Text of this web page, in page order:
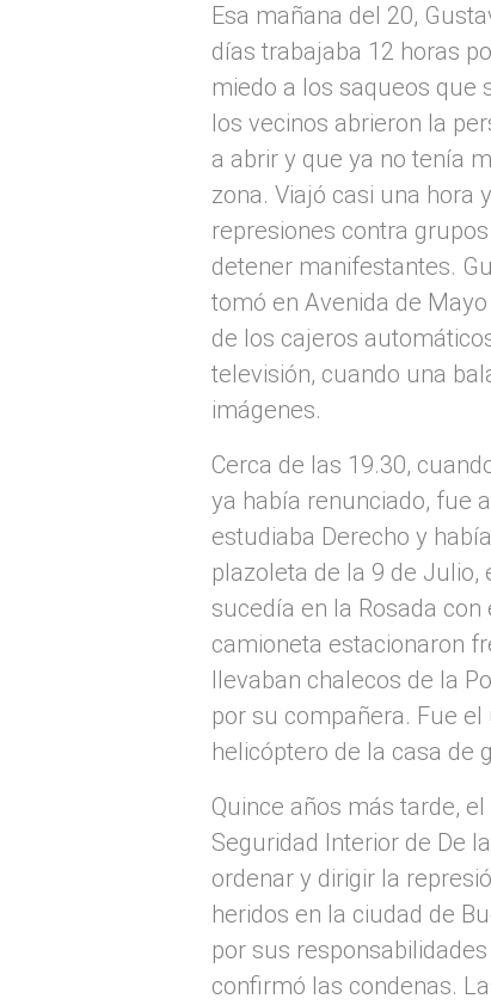
Esa mañana del 20,
días trabajaba 12 horas
miedo a los saqueos que
los vecinos abrieron la
a abrir y que ya no tenía
zona. Viajó casi una hora
represiones contra
detener manifestantes.
tomó en Avenida de
de los cajeros
televisión, cuando una
imágenes.
Cerca de las 19.30,
ya había renunciado, fue
estudiaba Derecho y
plazoleta de la 9 de
sucedía en la Rosada
camioneta estacionaron
llevaban chalecos de la
por su compañera. Fue
helicóptero de la casa de
Quince años más tarde,
Seguridad Interior de De
ordenar y dirigir la
heridos en la ciudad de
por sus
confirmó las condenas.